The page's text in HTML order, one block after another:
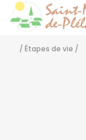
/ Étapes de vie /